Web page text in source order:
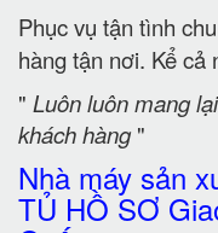
Phục vụ tận tình
hàng tận nơi. Kể cả
" Luôn luôn mang
khách hàng"
Nhà máy sản
TỦ HỒ SƠ